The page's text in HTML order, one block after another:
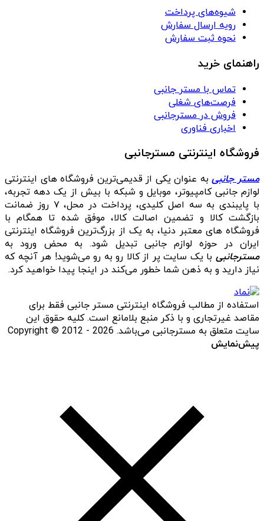
شیوه‌های پرداخت
رویه ارسال سفارش
نحوه ثبت سفارش
راهنمای خرید
تماس با مستر جانبی
فرصت‌های شغلی
فروش در مسترجانبی
اخباری فناوری
فروشگاه اینترنتی مسترجانبی
مستر جانبیبه عنوان یکی از قدیمی‌ترین فروشگاه های اینترنتی
لوازم جانبی کامپیوتر، موبایل و شبکه با بیش از یک دهه تجربه،
با پایبندی به سه اصل کلیدی، پرداخت در محل، ۷ روز ضمانت
بازگشت کالا و تضمین اصالت کالا، موفق شده تا همگام با
فروشگاه‌ های معتبر دنیا، به یک از بزرگ‌ترین فروشگاه اینترنتی
ایران در حوزه لوازم جانبی تبدیل شود. به محض ورود به
مسترجانبی با یک سایت پر از کالا رو به رو می‌شوید! هر آنچه که
نیاز دارید و به ذهن شما خطور می‌کند در اینجا پیدا خواهید کرد.
استفاده از مطالب فروشگاه اینترنتی مستر جانبی فقط برای
مقاصد غیرتجاری و با ذکر منبع بلامانع است. کلیه حقوق این
سایت متعلق به مسترجانبی می‌باشد. Copyright © 2012 - 2026
پیش‌نمایش